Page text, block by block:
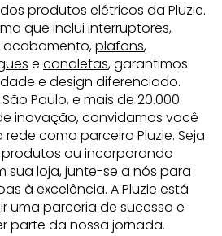
produtos elétricos da Pluzie.
que inclui interruptores,
plafons,
e canaletas, garantimos
e design diferenciado.
Paulo, e mais de 20.000
inovação, convidamos você
como parceiro Pluzie. Seja
ou incorporando
sua loja, junte-se a nós para
à excelência. A Pluzie está
uma parceria de sucesso e
parte da nossa jornada.